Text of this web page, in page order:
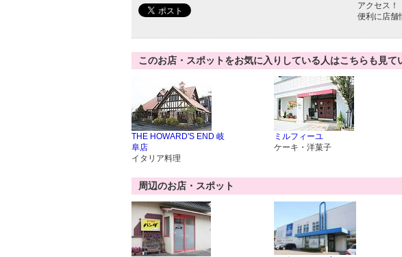
アクセス！
便利に店舗
このお店・スポットをお気に入りしている人はこちらも見て
THE HOWARD'S END 岐
阜店
イタリア料理
ミルフィーユ
ケーキ・洋菓子
周辺のお店・スポット